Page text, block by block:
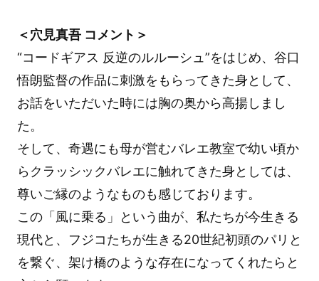
＜穴見真吾 コメント＞
“コードギアス 反逆のルルーシュ”をはじめ、谷口
悟朗監督の作品に刺激をもらってきた身として、
お話をいただいた時には胸の奥から高揚しまし
た。
そして、奇遇にも母が営むバレエ教室で幼い頃か
らクラッシックバレエに触れてきた身としては、
尊いご縁のようなものも感じております。
この「風に乗る」という曲が、私たちが今生きる
現代と、フジコたちが生きる20世紀初頭のパリと
を繋ぐ、架け橋のような存在になってくれたらと